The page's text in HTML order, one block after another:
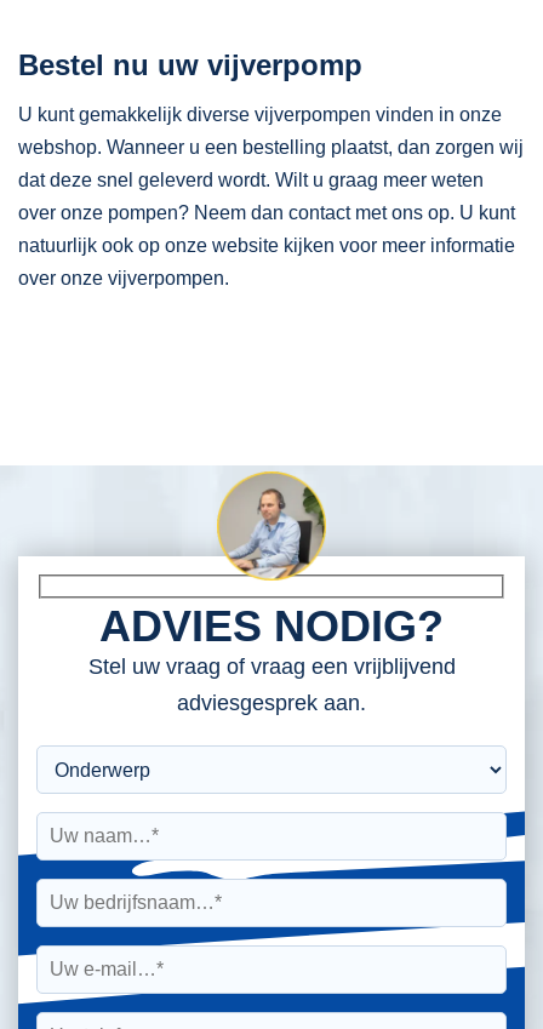
Bestel nu uw vijverpomp
U kunt gemakkelijk diverse vijverpompen vinden in onze
webshop. Wanneer u een bestelling plaatst, dan zorgen wij
dat deze snel geleverd wordt. Wilt u graag meer weten
over onze pompen? Neem dan contact met ons op. U kunt
natuurlijk ook op onze website kijken voor meer informatie
over onze vijverpompen.
ADVIES NODIG?
Stel uw vraag of vraag een vrijblijvend
adviesgesprek aan.